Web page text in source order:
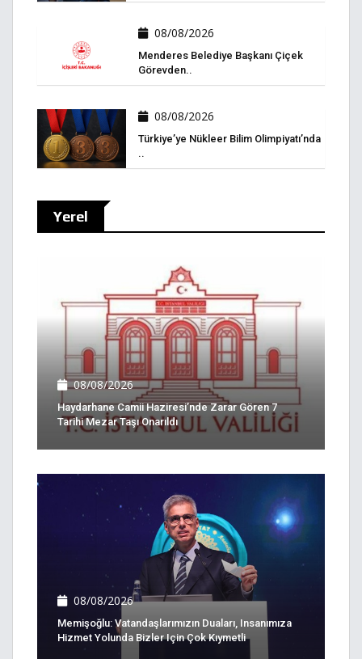
08/08/2026
Menderes Belediye Başkanı Çiçek
Görevden..
08/08/2026
Türkiye’ye Nükleer Bilim Olimpiyatı’nda
..
Yerel
08/08/2026
Haydarhane Camii Haziresi’nde Zarar Gören 7
Tarihi Mezar Taşı Onarıldı
08/08/2026
Memişoğlu: Vatandaşlarımızın Duaları, Insanımıza
Hizmet Yolunda Bizler Için Çok Kıymetli